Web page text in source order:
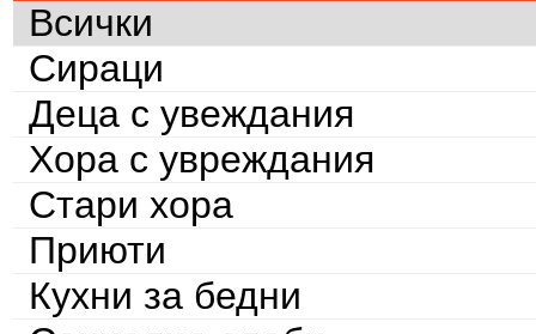
Всички
Сираци
Деца с увеждания
Хора с увреждания
Стари хора
Приюти
Кухни за бедни